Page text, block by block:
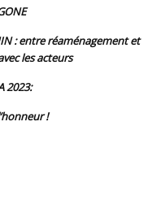
: entre réaménagement et
les acteurs
2023:
!